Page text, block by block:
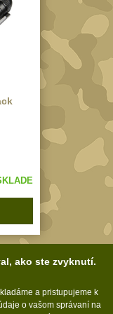
ako ste zvyknutí.
a pristupujeme k
o vašom správaní na